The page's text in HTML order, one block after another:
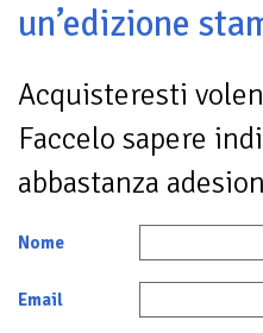
un’edizione
Acquisteresti
Faccelo sapere
abbastanza
Nome
Email